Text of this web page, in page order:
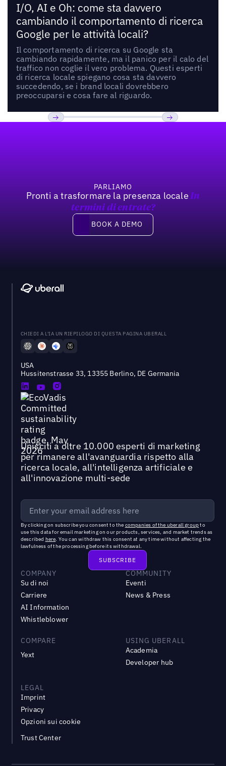
I/O, AI e Oh: come sta davvero
cambiando il comportamento di ricerca
Google per le attività locali?
Il comportamento di ricerca su Google sta
cambiando rapidamente, ma il panico per il calo del
traffico non coglie il vero problema. Questi esperti
di ricerca locale spiegano cosa sta davvero
succedendo, se i brand locali dovrebbero
preoccuparsi e cosa fare al riguardo.
PARLIAMO
Pronti a trasformare la presenza locale In
termini di entrate?
Book a demo
BOOK A DEMO
CHIEDI A L'IA UN RIEPILOGO DI QUESTA PAGINA UBERALL
USA
Hussitenstrasse 33, 13355 Berlino, DE Germania
Unisciti a oltre 10.000 esperti di marketing
per rimanere all'avanguardia rispetto alla
ricerca locale, all'intelligenza artificiale e
all'innovazione multi-sede
By clicking on subscribe you consent to the companies of the uberall groupto
use this data for email marketing on our products, services, and market trends as
described here. You can withdraw this consent at any time without affecting the
lawfulness of the processing before its withdrawal.
COMPANY
Su di noi
Carriere
AI Information
Whistleblower
COMMUNITY
Eventi
News & Press
COMPARE
Yext
USING UBERALL
Academia
Developer hub
LEGAL
Imprint
Privacy
Opzioni sui cookie
Trust Center